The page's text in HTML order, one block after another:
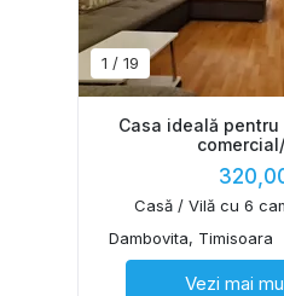
1 / 19
Casa ideală
Casă / Vilă cu 6
Dambovita, Timisoara
Vezi mai